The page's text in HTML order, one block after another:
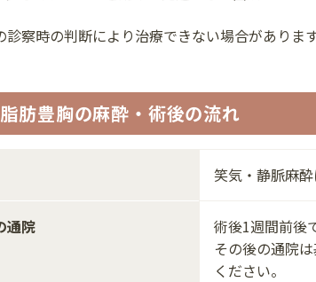
察時の判断により治療できない場合があります
肪豊胸の麻酔・術後の流れ
笑気・静脈麻酔
通院
術後1週間前後
その後の通院
ください。